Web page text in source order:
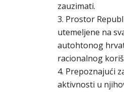
zauzimati.
3. Prostor
utemeljene na
autohtonog
racionalnog
4. Prepoznajući
aktivnosti u